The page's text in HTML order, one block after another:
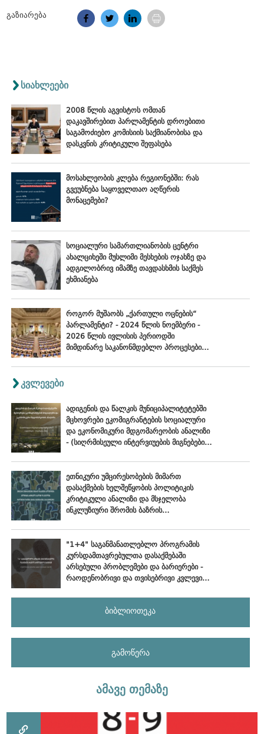
გაზიარება
სიახლეები
2008 წლის აგვისტოს ომთან
დაკავშირებით პარლამენტის დროებითი
საგამოძიებო კომისიის საქმიანობისა და
დასკვნის კრიტიკული შეფასება
მოსახლეობის კლება რეგიონებში: რას
გვეუბნება საყოველთაო აღწერის
მონაცემები?
სოციალური სამართლიანობის ცენტრი
ახალციხეში მუსლიმი მესხების ოჯახზე და
ადგილობრივ იმამზე თავდასხმის საქმეს
ეხმიანება
როგორ მუშაობს „ქართული ოცნების“
პარლამენტი? - 2024 წლის ნოემბერი -
2026 წლის ივლისის პერიოდში
მიმდინარე საკანონმდებლო პროცესების
კვლევები
ადიგენის და წალკის მუნიციპალიტეტებში
მცხოვრები ეკომიგრანტების სოციალური
და ეკონომიკური მდგომარეობის ანალიზი
- (სიღრმისეული ინტერვიუების მიგნებები),
ეთნიკური უმცირესობების მიმართ
დასაქმების ხელშეწყობის პოლიტიკის
კრიტიკული ანალიზი და მსჯელობა
ინკლუზიური შრომის ბაზრის
"1+4" საგანმანათლებლო პროგრამის
კურსდამთავრებულთა დასაქმებაში
არსებული პრობლემები და ბარიერები -
რაოდენობრივი და თვისებრივი კვლევის
ბიბლიოთეკა
გამოწერა
ამავე თემაზე